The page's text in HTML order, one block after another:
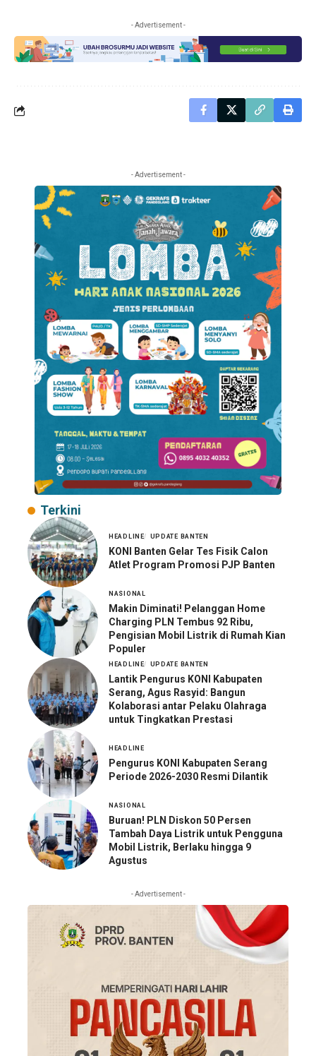
- Advertisement -
- Advertisement -
Terkini
HEADLINE UPDATE BANTEN
KONI Banten Gelar Tes Fisik Calon
Atlet Program Promosi PJP Banten
NASIONAL
Makin Diminati! Pelanggan Home
Charging PLN Tembus 92 Ribu,
Pengisian Mobil Listrik di Rumah Kian
Populer
HEADLINE UPDATE BANTEN
Lantik Pengurus KONI Kabupaten
Serang, Agus Rasyid: Bangun
Kolaborasi antar Pelaku Olahraga
untuk Tingkatkan Prestasi
HEADLINE
Pengurus KONI Kabupaten Serang
Periode 2026-2030 Resmi Dilantik
NASIONAL
Buruan! PLN Diskon 50 Persen
Tambah Daya Listrik untuk Pengguna
Mobil Listrik, Berlaku hingga 9
Agustus
- Advertisement -